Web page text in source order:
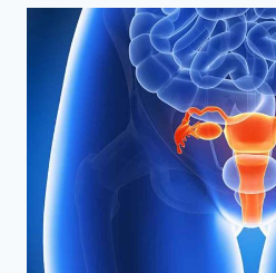
SUR
APPREIL
POLYVALENT
POUR
ISOLER
LES
JAMBES